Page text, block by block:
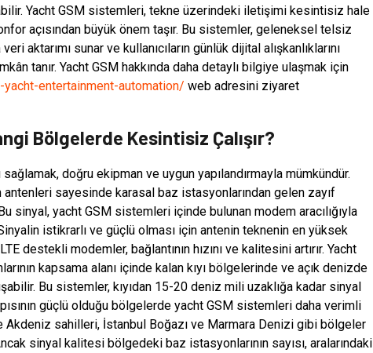
Yacht GSM sistemleri, tekne üzerindeki iletişimi kesintisiz hale
açısından büyük önem taşır. Bu sistemler, geleneksel telsiz
aktarımı sunar ve kullanıcıların günlük dijital alışkanlıklarını
tanır. Yacht GSM hakkında daha detaylı bilgiye ulaşmak için
entertainment-automation/ web adresini ziyaret
Bölgelerde Kesintisiz Çalışır?
doğru ekipman ve uygun yapılandırmayla mümkündür.
antenleri sayesinde karasal baz istasyonlarından gelen zayıf
sinyal, yacht GSM sistemleri içinde bulunan modem aracılığıyla
istikrarlı ve güçlü olması için antenin teknenin en yüksek
destekli modemler, bağlantının hızını ve kalitesini artırır. Yacht
kapsama alanı içinde kalan kıyı bölgelerinde ve açık denizde
Bu sistemler, kıyıdan 15-20 deniz mili uzaklığa kadar sinyal
güçlü olduğu bölgelerde yacht GSM sistemleri daha verimli
sahilleri, İstanbul Boğazı ve Marmara Denizi gibi bölgeler
sinyal kalitesi bölgedeki baz istasyonlarının sayısı, aralarındaki